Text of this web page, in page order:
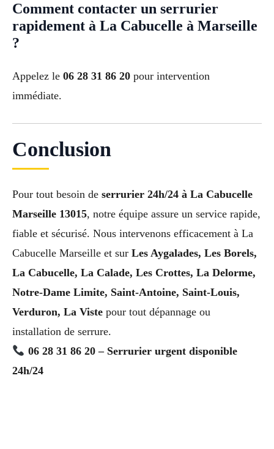
Comment contacter un serrurier
rapidement à La Cabucelle à Marseille
?
Appelez le 06 28 31 86 20 pour intervention
immédiate.
Conclusion
Pour tout besoin de serrurier 24h/24 à La Cabucelle
Marseille 13015, notre équipe assure un service rapide,
fiable et sécurisé. Nous intervenons efficacement à La
Cabucelle Marseille et sur Les Aygalades, Les Borels,
La Cabucelle, La Calade, Les Crottes, La Delorme,
Notre-Dame Limite, Saint-Antoine, Saint-Louis,
Verduron, La Viste pour tout dépannage ou
installation de serrure.
06 28 31 86 20 – Serrurier urgent disponible
24h/24